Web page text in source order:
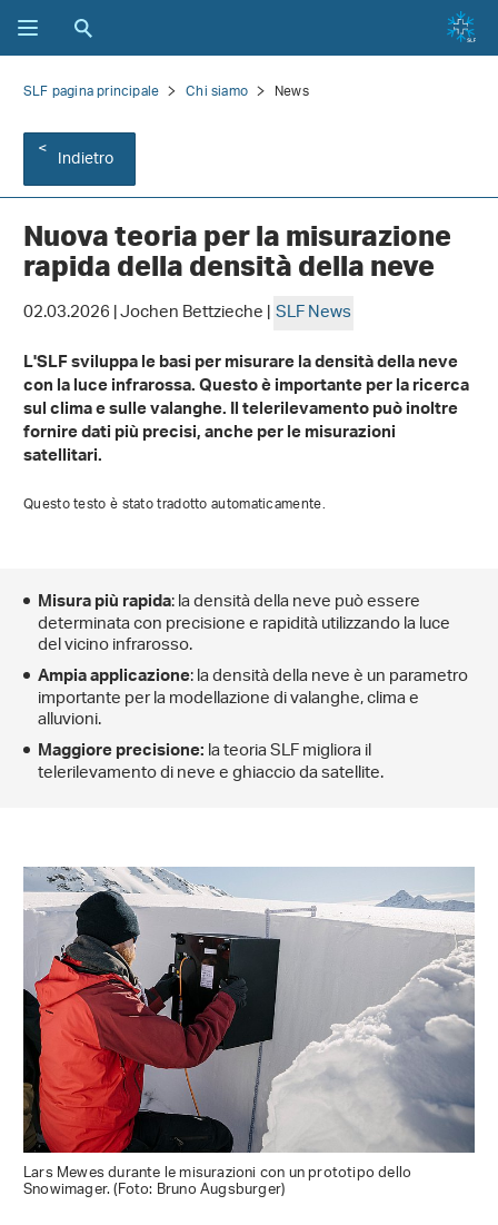
SLF pagina principale Chi siamo News
Indietro
Nuova teoria per la misurazione
rapida della densità della neve
02.03.2026 | Jochen Bettzieche |SLF News
L'SLF sviluppa le basi per misurare la densità della neve
con la luce infrarossa. Questo è importante per la ricerca
sul clima e sulle valanghe. Il telerilevamento può inoltre
fornire dati più precisi, anche per le misurazioni
satellitari.
Questo testo è stato tradotto automaticamente.
Misura più rapida: la densità della neve può essere
determinata con precisione e rapidità utilizzando la luce
del vicino infrarosso.
Ampia applicazione: la densità della neve è un parametro
importante per la modellazione di valanghe, clima e
alluvioni.
Maggiore precisione:la teoria SLF migliora il
telerilevamento di neve e ghiaccio da satellite.
Lars Mewes durante le misurazioni con un prototipo dello
Snowimager. (Foto: Bruno Augsburger)